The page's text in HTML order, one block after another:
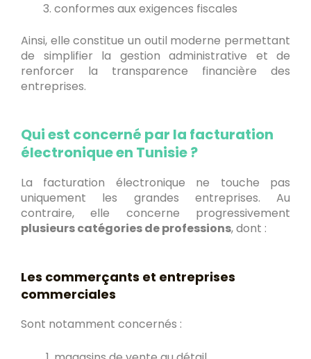
conformes aux exigences fiscales
Ainsi, elle constitue un outil moderne permettant
de simplifier la gestion administrative et de
renforcer la transparence financière des
entreprises.
Qui est concerné par la facturation
électronique en Tunisie ?
La facturation électronique ne touche pas
uniquement les grandes entreprises. Au
contraire, elle concerne progressivement
plusieurs catégories de professions, dont :
Les commerçants et entreprises
commerciales
Sont notamment concernés :